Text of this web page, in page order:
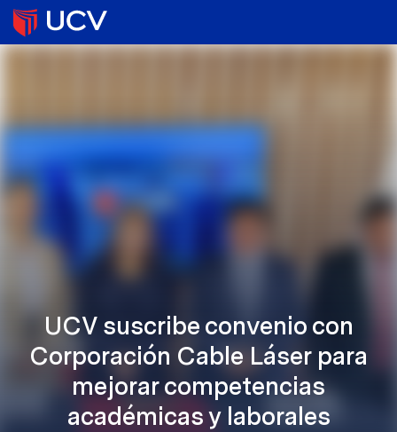
UCV suscribe convenio con
Corporación Cable Láser para
mejorar competencias
académicas y laborales